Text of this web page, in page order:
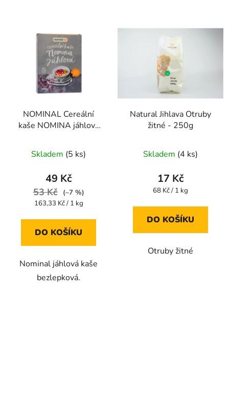
NOMINAL Cereální
kaše NOMINA jáhlová
hodnocení
produktu
je
4,7
5
Skladem (5 ks)
49 Kč
53 Kč
(–7 %)
Měrná
163,33 Kč / 1 kg
DO KOŠÍKU
Nominal jáhlová kaše
bezlepková.
Natural Jihlava Otruby
žitné - 250g
Skladem (4 ks)
17 Kč
Měrná
68 Kč / 1 kg
DO KOŠÍKU
Otruby žitné